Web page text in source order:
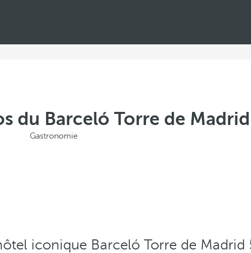
du Barceló Torre de Madrid
Gastronomie
iconique Barceló Torre de Madrid